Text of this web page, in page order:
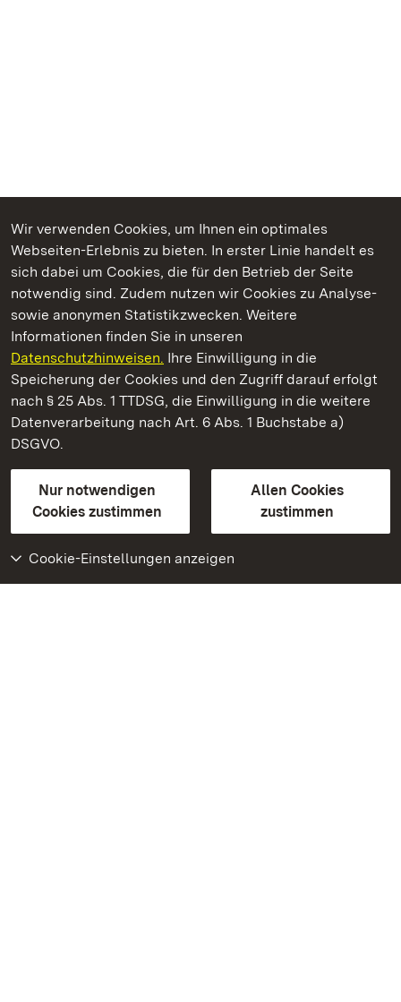
Wir verwenden Cookies, um Ihnen ein optimales
Webseiten-Erlebnis zu bieten. In erster Linie handelt es
sich dabei um Cookies, die für den Betrieb der Seite
notwendig sind. Zudem nutzen wir Cookies zu Analyse-
sowie anonymen Statistikzwecken. Weitere
Informationen finden Sie in unseren
Datenschutzhinweisen. Ihre Einwilligung in die
Speicherung der Cookies und den Zugriff darauf erfolgt
nach § 25 Abs. 1 TTDSG, die Einwilligung in die weitere
Datenverarbeitung nach Art. 6 Abs. 1 Buchstabe a)
DSGVO.
Nur notwendigen
Cookies zustimmen
Allen Cookies
zustimmen
Cookie-Einstellungen anzeigen
Kommen. Staunen. Genießen.
Fürstenhäusle Meersburg
Staatliche Schlösser und Gärten Baden-Württemberg
Kontakt
GebärdenspracheLeichte Sprache
Erklärung zur Barrierefreiheit
BITV-konform (geprüfte Seiten)
Weiteres